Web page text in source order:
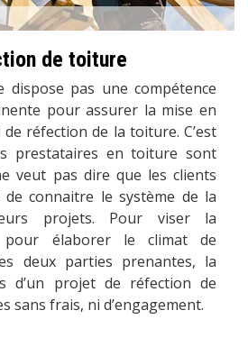
de toiture
pas une compétence
pour assurer la mise en
réfection de la toiture. C’est
prestataires en toiture sont
veut pas dire que les clients
connaitre le système de la
projets. Pour viser la
pour élaborer le climat de
deux parties prenantes, la
d’un projet de réfection de
sans frais, ni d’engagement.